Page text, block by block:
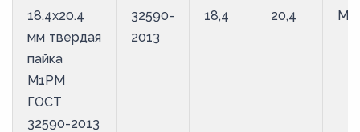
18.4х20.4
мм твердая
пайка
М1РМ
ГОСТ
32590-2013
32590-
2013
18,4 20,4